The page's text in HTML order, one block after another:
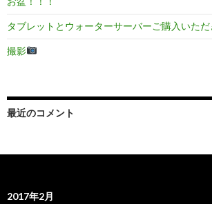
タブレットとウォーターサーバーご購入いただ
撮影
最近のコメント
2017年2月